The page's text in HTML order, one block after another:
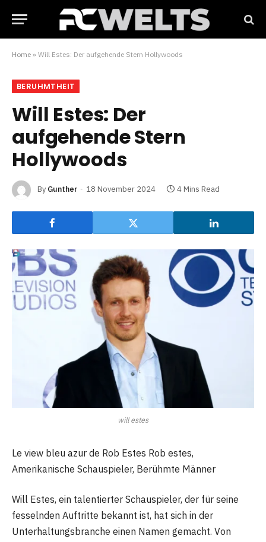
Home » Will Estes: Der aufgehende Stern Hollywoods
BERUHMTHEIT
Will Estes: Der
aufgehende Stern
Hollywoods
By Gunther 18 November 2024 4 Mins Read
will estes
Le view bleu azur de Rob Estes Rob estes,
Amerikanische Schauspieler, Berühmte Männer
Will Estes, ein talentierter Schauspieler, der für seine
fesselnden Auftritte bekannt ist, hat sich in der
Unterhaltungsbranche einen Namen gemacht. Von